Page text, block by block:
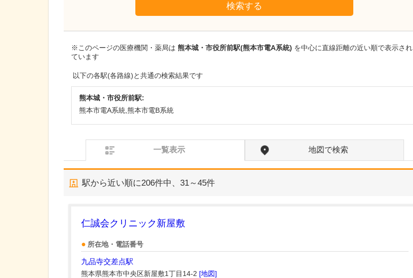
検索する
※このページの医療機関・薬局は 熊本城・市役所前駅(熊本市電A系統) を中心に直線距離の近い順で表示され
ています
以下の各駅(各路線)と共通の検索結果です
熊本城・市役所前駅:
熊本市電A系統,熊本市電B系統
一覧表示 地図で検索
駅から近い順に206件中、 31～45件
仁誠会クリニック新屋敷
所在地・電話番号
九品寺交差点駅
熊本県熊本市中央区新屋敷1丁目14-2 [地図]
熊本県熊本市南区
たかしお内科ハートクリニック
を繰り返しながら病状は
だんだん悪くなっていき
ます。大学病院で後進の
育成に取り組みつつ、高